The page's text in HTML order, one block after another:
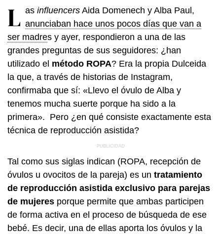
L as influencers Aida Domenech y Alba Paul,
anunciaban hace unos pocos días que van a
ser madres y ayer, respondieron a una de las
grandes preguntas de sus seguidores: ¿han
utilizado el método ROPA? Era la propia Dulceida
la que, a través de historias de Instagram,
confirmaba que sí: «Llevo el óvulo de Alba y
tenemos mucha suerte porque ha sido a la
primera». Pero ¿en qué consiste exactamente esta
técnica de reproducción asistida?
Tal como sus siglas indican (ROPA, recepción de
óvulos u ovocitos de la pareja) es un tratamiento
de reproducción asistida exclusivo para parejas
de mujeres porque permite que ambas participen
de forma activa en el proceso de búsqueda de ese
bebé. Es decir, una de ellas aporta los óvulos y la